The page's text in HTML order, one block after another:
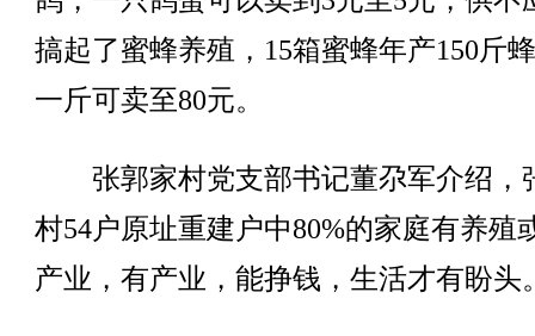
搞起了蜜蜂养殖，15箱蜜蜂年产150斤
一斤可卖至80元。
张郭家村党支部书记董尕军介绍，
村54户原址重建户中80%的家庭有养殖
产业，有产业，能挣钱，生活才有盼头